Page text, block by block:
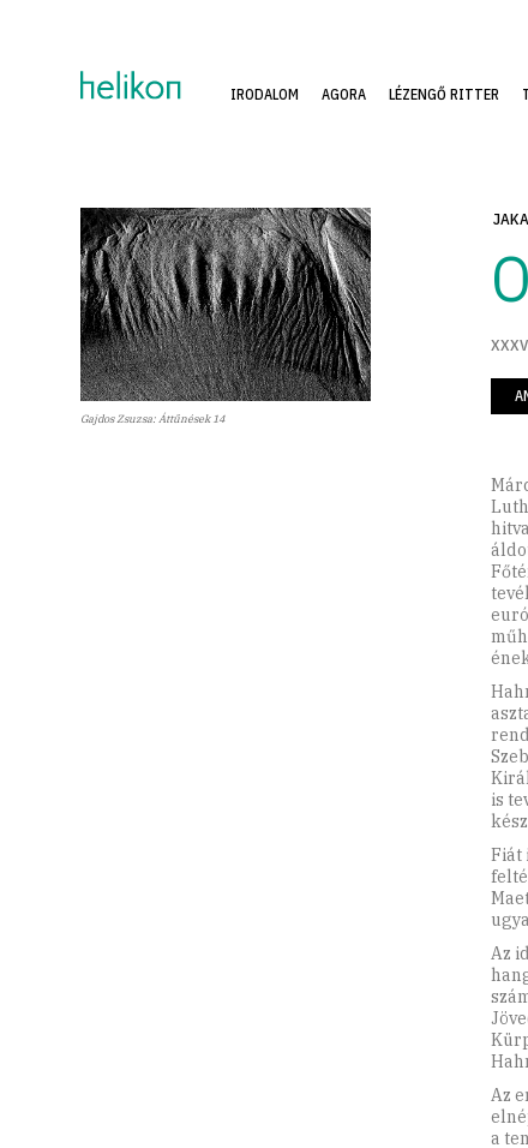
IRODALOM AGORA LÉZENGŐ RITTER
Gajdos Zsuzsa: Áttűnések 14
is
Fiát
Az
Az
a